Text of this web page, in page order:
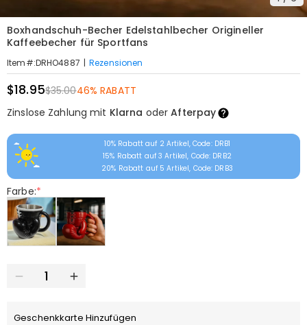
Boxhandschuh-Becher Edelstahlbecher Origineller
Kaffeebecher für Sportfans
Item#:DRHO4887 | Rezensionen
$18.95$35.0046% RABATT
Zinslose Zahlung mit Klarna oderAfterpay
10% Rabatt auf 2 Artikel, Code: DRB1
15% Rabatt auf 3 Artikel, Code: DRB2
20% Rabatt auf 5 Artikel, Code: DRB3
Farbe:*
Geschenkkarte Hinzufügen